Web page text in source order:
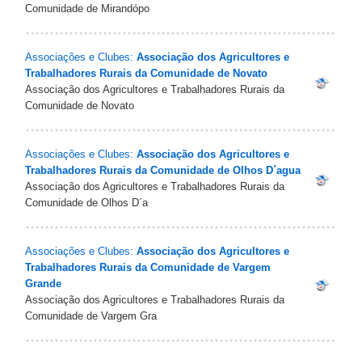
Comunidade de Mirandópo
Associações e Clubes: Associação dos Agricultores e
Trabalhadores Rurais da Comunidade de Novato
Associação dos Agricultores e Trabalhadores Rurais da
Comunidade de Novato
Associações e Clubes: Associação dos Agricultores e
Trabalhadores Rurais da Comunidade de Olhos D´agua
Associação dos Agricultores e Trabalhadores Rurais da
Comunidade de Olhos D´a
Associações e Clubes: Associação dos Agricultores e
Trabalhadores Rurais da Comunidade de Vargem
Grande
Associação dos Agricultores e Trabalhadores Rurais da
Comunidade de Vargem Gra